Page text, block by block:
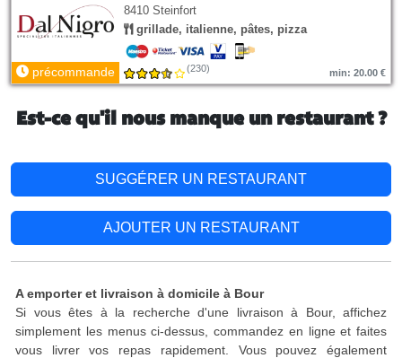
8410 Steinfort
grillade, italienne, pâtes, pizza
précommande (230) min: 20.00 €
Est-ce qu'il nous manque un restaurant ?
SUGGÉRER UN RESTAURANT
AJOUTER UN RESTAURANT
A emporter et livraison à domicile à Bour
Si vous êtes à la recherche d'une livraison à Bour, affichez
simplement les menus ci-dessus, commandez en ligne et faites
vous livrer vos repas rapidement. Vous pouvez également